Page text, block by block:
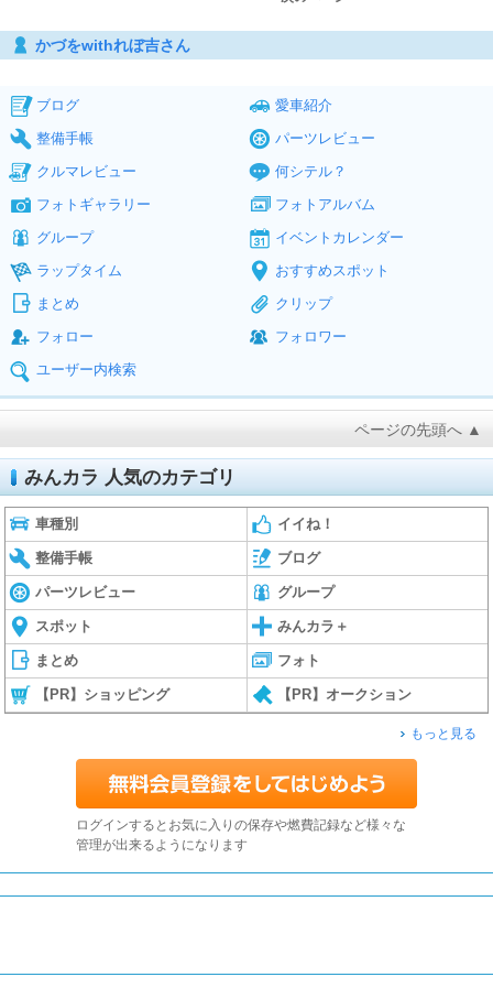
かづをwithれぼ吉さん
ブログ
愛車紹介
整備手帳
パーツレビュー
クルマレビュー
何シテル？
フォトギャラリー
フォトアルバム
グループ
イベントカレンダー
ラップタイム
おすすめスポット
まとめ
クリップ
フォロー
フォロワー
ユーザー内検索
ページの先頭へ ▲
みんカラ 人気のカテゴリ
車種別 イイね！
整備手帳 ブログ
パーツレビュー グループ
スポット みんカラ＋
まとめ フォト
【PR】ショッピング 【PR】オークション
もっと見る
ログインするとお気に入りの保存や燃費記録など様々な
管理が出来るようになります